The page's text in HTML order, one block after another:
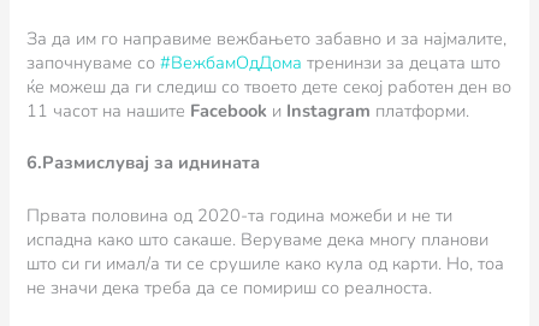
За да им го направиме вежбањето забавно и за најмалите,
започнуваме со#ВежбамОдДома тренинзи за децата што
ќе можеш да ги следиш со твоето дете секој работен ден во
11 часот на нашите Facebook и Instagram платформи.
6.Размислувај за иднината
Првата половина од 2020-та година можеби и не ти
испадна како што сакаше. Веруваме дека многу планови
што си ги имал/a ти се срушиле како кула од карти. Но, тоа
не значи дека треба да се помириш со реалноста.